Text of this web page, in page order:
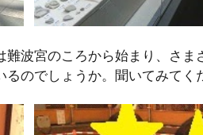
波宮のころから始まり、さ
のでしょうか。聞いてみてく